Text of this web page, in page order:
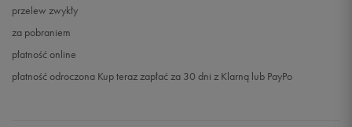
przelew zwykły
za pobraniem
płatność online
płatność odroczona Kup teraz zapłać za 30 dni z Klarną lub PayPo